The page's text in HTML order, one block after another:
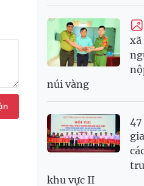
xã
núi vàng
khu vực II